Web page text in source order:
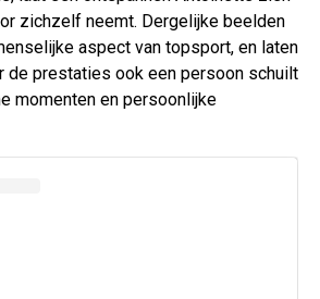
zichzelf neemt. Dergelijke beelden
aspect van topsport, en laten
de prestaties ook een persoon schuilt
momenten en persoonlijke